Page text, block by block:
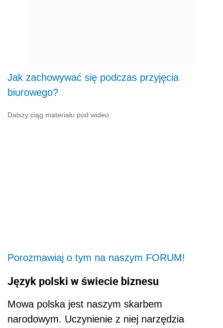
Jak zachowywać się podczas przyjęcia
biurowego?
Dalszy ciąg materiału pod wideo
Porozmawiaj o tym na naszym FORUM!
Język polski w świecie biznesu
Mowa polska jest naszym skarbem
narodowym. Uczynienie z niej narzędzia